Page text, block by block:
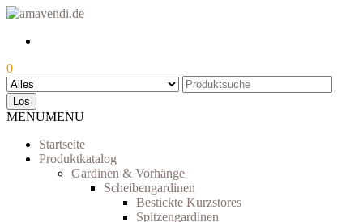
Skip
0
Los
MENUMENU
Startseite
Produktkatalog
Gardinen & Vorhänge
Scheibengardinen
Bestickte Kurzstores
Spitzengardinen